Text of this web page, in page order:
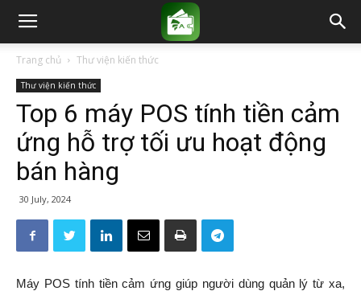
Trang chủ Thư viện kiến thức
Thư viện kiến thức
Top 6 máy POS tính tiền cảm
ứng hỗ trợ tối ưu hoạt động
bán hàng
30 July, 2024
Máy POS tính tiền cảm ứng giúp người dùng quản lý từ xa,